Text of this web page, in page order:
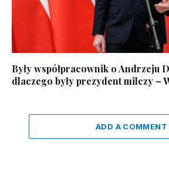
Były współpracownik o Andrzeju
dlaczego były prezydent milczy –
ADD A COMMENT